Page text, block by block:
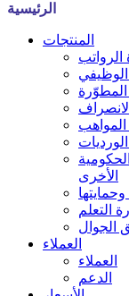
الرئيسية
المنتجات
الرواتب
الوظيفي
المطوّرة
الورديات
الأخرى
التعلم
الجوال
العملاء
العملاء
الدعم